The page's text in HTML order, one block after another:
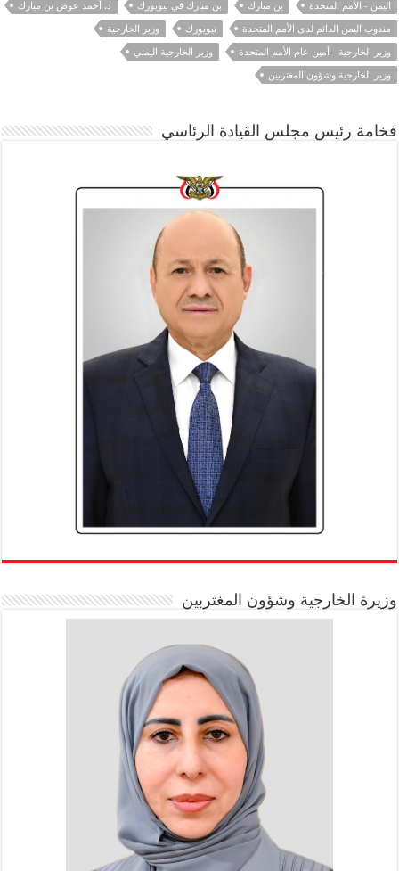
اليمن - الأمم المتحدة
بن مبارك بن مبارك في نيويورك
د. أحمد عوض بن مبارك
مندوب اليمن الدائم لدى الأمم المتحدة
نيويورك
وزير الخارجية
وزير الخارجية - أمين عام الأمم المتحدة
وزير الخارجية اليمني
وزير الخارجية وشؤون المغتربين
فخامة رئيس مجلس القيادة الرئاسي
وزيرة الخارجية وشؤون المغتربين